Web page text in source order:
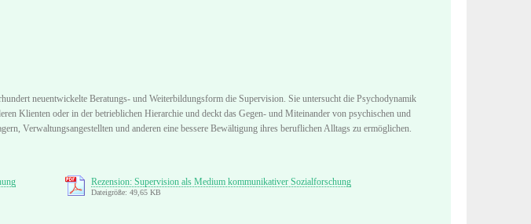
neuentwickelte Beratungs- und Weiterbildungsform die Supervision. Sie untersucht die Psychodynamik
Klienten oder in der betrieblichen Hierarchie und deckt das Gegen- und Miteinander von psychischen und
Verwaltungsangestellten und anderen eine bessere Bewältigung ihres beruflichen Alltags zu ermöglichen.
Rezension: Supervision als Medium kommunikativer Sozialforschung
Dateigröße: 49,65 KB